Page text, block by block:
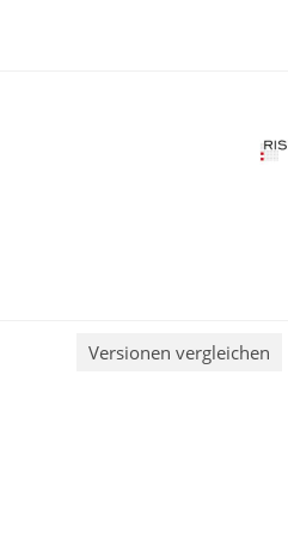
Versionen vergleichen